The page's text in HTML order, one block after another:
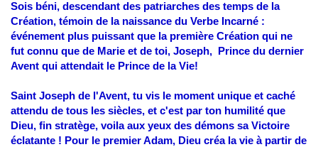
Sois béni, descendant des patriarches des temps de la
Création, témoin de la naissance du Verbe Incarné :
événement plus puissant que la première Création qui ne
fut connu que de Marie et de toi, Joseph, Prince du dernier
Avent qui attendait le Prince de la Vie!
Saint Joseph de l'Avent, tu vis le moment unique et caché
attendu de tous les siècles, et c'est par ton humilité que
Dieu, fin stratège, voila aux yeux des démons sa Victoire
éclatante ! Pour le premier Adam, Dieu créa la vie à partir de